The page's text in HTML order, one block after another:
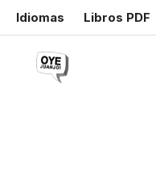
Idiomas Libros PDF